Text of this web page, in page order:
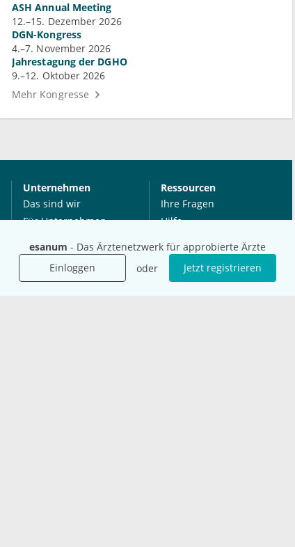
esanum - Das Ärztenetzwerk für approbierte Ärzte
Einloggen
oder Jetzt registrieren
ASH Annual Meeting
12.–15. Dezember 2026
DGN-Kongress
4.–7. November 2026
Jahrestagung der DGHO
9.–12. Oktober 2026
Mehr Kongresse
Unternehmen
Das sind wir
Für Unternehmen
Mediadaten
Presse
Ressourcen
Ihre Fragen
Hilfe